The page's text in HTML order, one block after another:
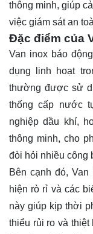
thông minh, giúp
việc giám sát an
Đặc điểm của
Van inox báo
dụng linh hoạt
thường được sử
thống cấp nước
nghiệp dầu khí,
thông minh, cho
đòi hỏi nhiều công
Bên cạnh đó,
hiện rò rỉ và các
này giúp kịp thời
thiểu rủi ro và